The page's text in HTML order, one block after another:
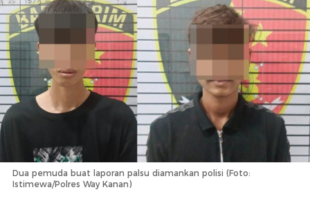
Dua pemuda buat laporan palsu diamankan polisi (Foto:
Istimewa/Polres Way Kanan)